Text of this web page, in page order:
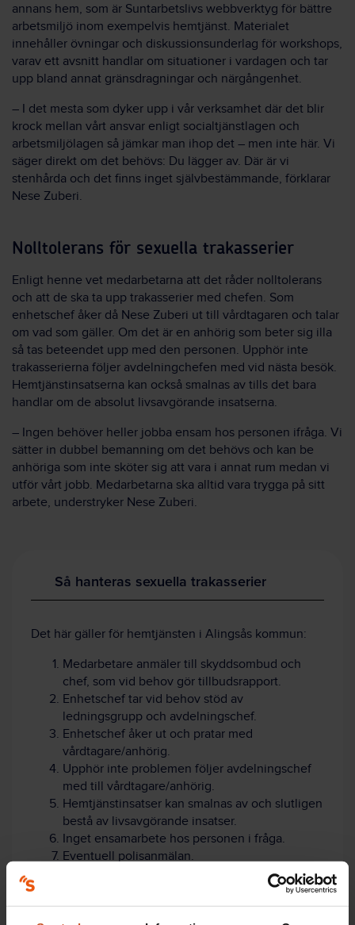
annans hem, som är Suntarbetslivs webbverktyg för bättre
arbetsmiljö inom exempelvis hemtjänst. Materialet
innehåller övningar och diskussionsunderlag för workshops,
varav ett avsnitt handlar om situationer i vardagen och tar
upp bland annat gränsdragningar och närgångenhet.
– I det mesta som dyker upp i vår verksamhet där det blir
krock mellan vårt ansvar enligt socialtjänstlagen och
arbetsmiljölagen så jämkar man ihop det – men inte här. Vi
säger direkt om det behövs: Du lägger av. Där är vi
stenhårda och det finns inget självbestämmande, förklarar
Nese Zuberi.
Nolltolerans för sexuella trakasserier
Enligt henne vet medarbetarna att det råder nolltolerans
och att de ska ta upp trakasserier med chefen. Som
enhetschef åker då Nese Zuberi ut till vårdtagaren och talar
om vad som gäller. Om det är en anhörig som beter sig illa
så tas beteendet upp med den personen. Upphör inte
trakasserierna följer avdelningchefen med vid nästa besök.
Hemtjänstinsatserna kan också smalnas av tills det bara
handlar om de absolut livsavgörande insatserna.
– Ingen behöver heller jobba ensam hos personen ifråga. Vi
sätter in dubbel bemanning om det behövs och kan be
anhöriga som inte sköter sig att vara i annat rum medan vi
utför vårt jobb. Medarbetarna ska alltid vara trygga på sitt
arbete, understryker Nese Zuberi.
Så hanteras sexuella trakasserier
Det här gäller för hemtjänsten i Alingsås kommun:
Medarbetare anmäler till skyddsombud och
chef, som vid behov gör tillbudsrapport.
Enhetschef tar vid behov stöd av
ledningsgrupp och avdelningschef.
Enhetschef åker ut och pratar med
vårdtagare/anhörig.
Upphör inte problemen följer avdelningschef
med till vårdtagare/anhörig.
Hemtjänstinsatser kan smalnas av och slutligen
bestå av livsavgörande insatser.
Inget ensamarbete hos personen i fråga.
Eventuell polisanmälan.